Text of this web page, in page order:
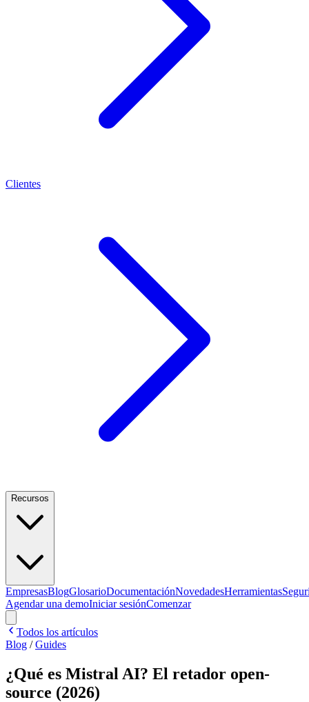
Clientes
Recursos
EmpresasBlogGlosarioDocumentaciónNovedadesHerramientas
Agendar una demoIniciar sesiónComenzar
Todos los artículos
Blog /Guides
¿Qué es Mistral AI? El retador open-
source (2026)